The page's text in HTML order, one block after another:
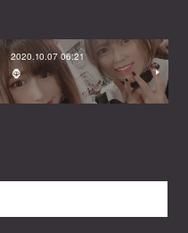
2020.10.07 06:21
🦍